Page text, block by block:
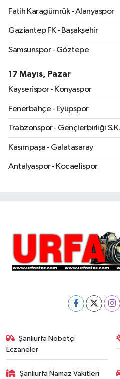
Fatih Karagümrük - Alanyaspor
Gaziantep FK - Başakşehir
Samsunspor - Göztepe
17 Mayıs, Pazar
Kayserispor - Konyaspor
Fenerbahçe - Eyüpspor
Trabzonspor - Gençlerbirliği S.K.
Kasımpaşa - Galatasaray
Antalyaspor - Kocaelispor
Şanlıurfa Nöbetçi
Eczaneler
Şanlıurfa Namaz Vakitleri